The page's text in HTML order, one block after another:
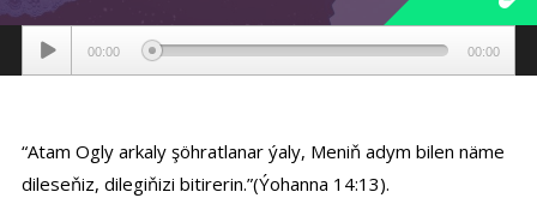
Аудиоплеер
00:00 00:00
“Atam Ogly arkaly şöhratlanar ýaly, Meniň adym bilen näme
dileseňiz, dilegiňizi bitirerin.”(Ýohanna 14:13).